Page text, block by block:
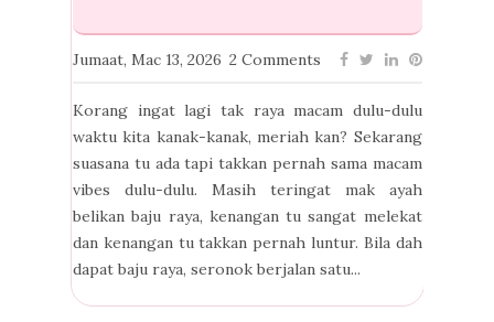
Jumaat, Mac 13, 2026 2 Comments
Korang ingat lagi tak raya macam dulu-dulu
waktu kita kanak-kanak, meriah kan? Sekarang
suasana tu ada tapi takkan pernah sama macam
vibes dulu-dulu. Masih teringat mak ayah
belikan baju raya, kenangan tu sangat melekat
dan kenangan tu takkan pernah luntur. Bila dah
dapat baju raya, seronok berjalan satu...